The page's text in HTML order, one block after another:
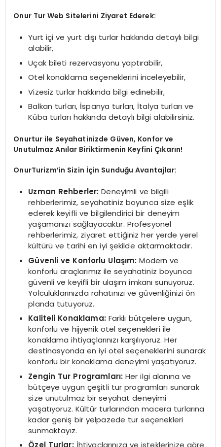
Onur Tur Web Sitelerini Ziyaret Ederek:
Yurt içi ve yurt dışı turlar hakkında detaylı bilgi
alabilir,
Uçak bileti rezervasyonu yaptırabilir,
Otel konaklama seçeneklerini inceleyebilir,
Vizesiz turlar hakkında bilgi edinebilir,
Balkan turları, İspanya turları, İtalya turları ve
Küba turları hakkında detaylı bilgi alabilirsiniz.
Onurtur ile Seyahatinizde Güven, Konfor ve
Unutulmaz Anılar Biriktirmenin Keyfini Çıkarın!
OnurTurizm’in Sizin İçin Sunduğu Avantajlar:
Uzman Rehberler: Deneyimli ve bilgili
rehberlerimiz, seyahatiniz boyunca size eşlik
ederek keyifli ve bilgilendirici bir deneyim
yaşamanızı sağlayacaktır. Profesyonel
rehberlerimiz, ziyaret ettiğiniz her yerde yerel
kültürü ve tarihi en iyi şekilde aktarmaktadır.
Güvenli ve Konforlu Ulaşım: Modern ve
konforlu araçlarımız ile seyahatiniz boyunca
güvenli ve keyifli bir ulaşım imkanı sunuyoruz.
Yolculuklarınızda rahatınızı ve güvenliğinizi ön
planda tutuyoruz.
Kaliteli Konaklama: Farklı bütçelere uygun,
konforlu ve hijyenik otel seçenekleri ile
konaklama ihtiyaçlarınızı karşılıyoruz. Her
destinasyonda en iyi otel seçeneklerini sunarak
konforlu bir konaklama deneyimi yaşatıyoruz.
Zengin Tur Programları: Her ilgi alanına ve
bütçeye uygun çeşitli tur programları sunarak
size unutulmaz bir seyahat deneyimi
yaşatıyoruz. Kültür turlarından macera turlarına
kadar geniş bir yelpazede tur seçenekleri
sunmaktayız.
Özel Turlar: İhtiyaçlarınıza ve isteklerinize göre